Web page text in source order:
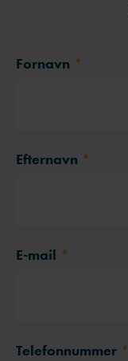
Fornavn *
Efternavn *
E-mail *
Telefonnummer *